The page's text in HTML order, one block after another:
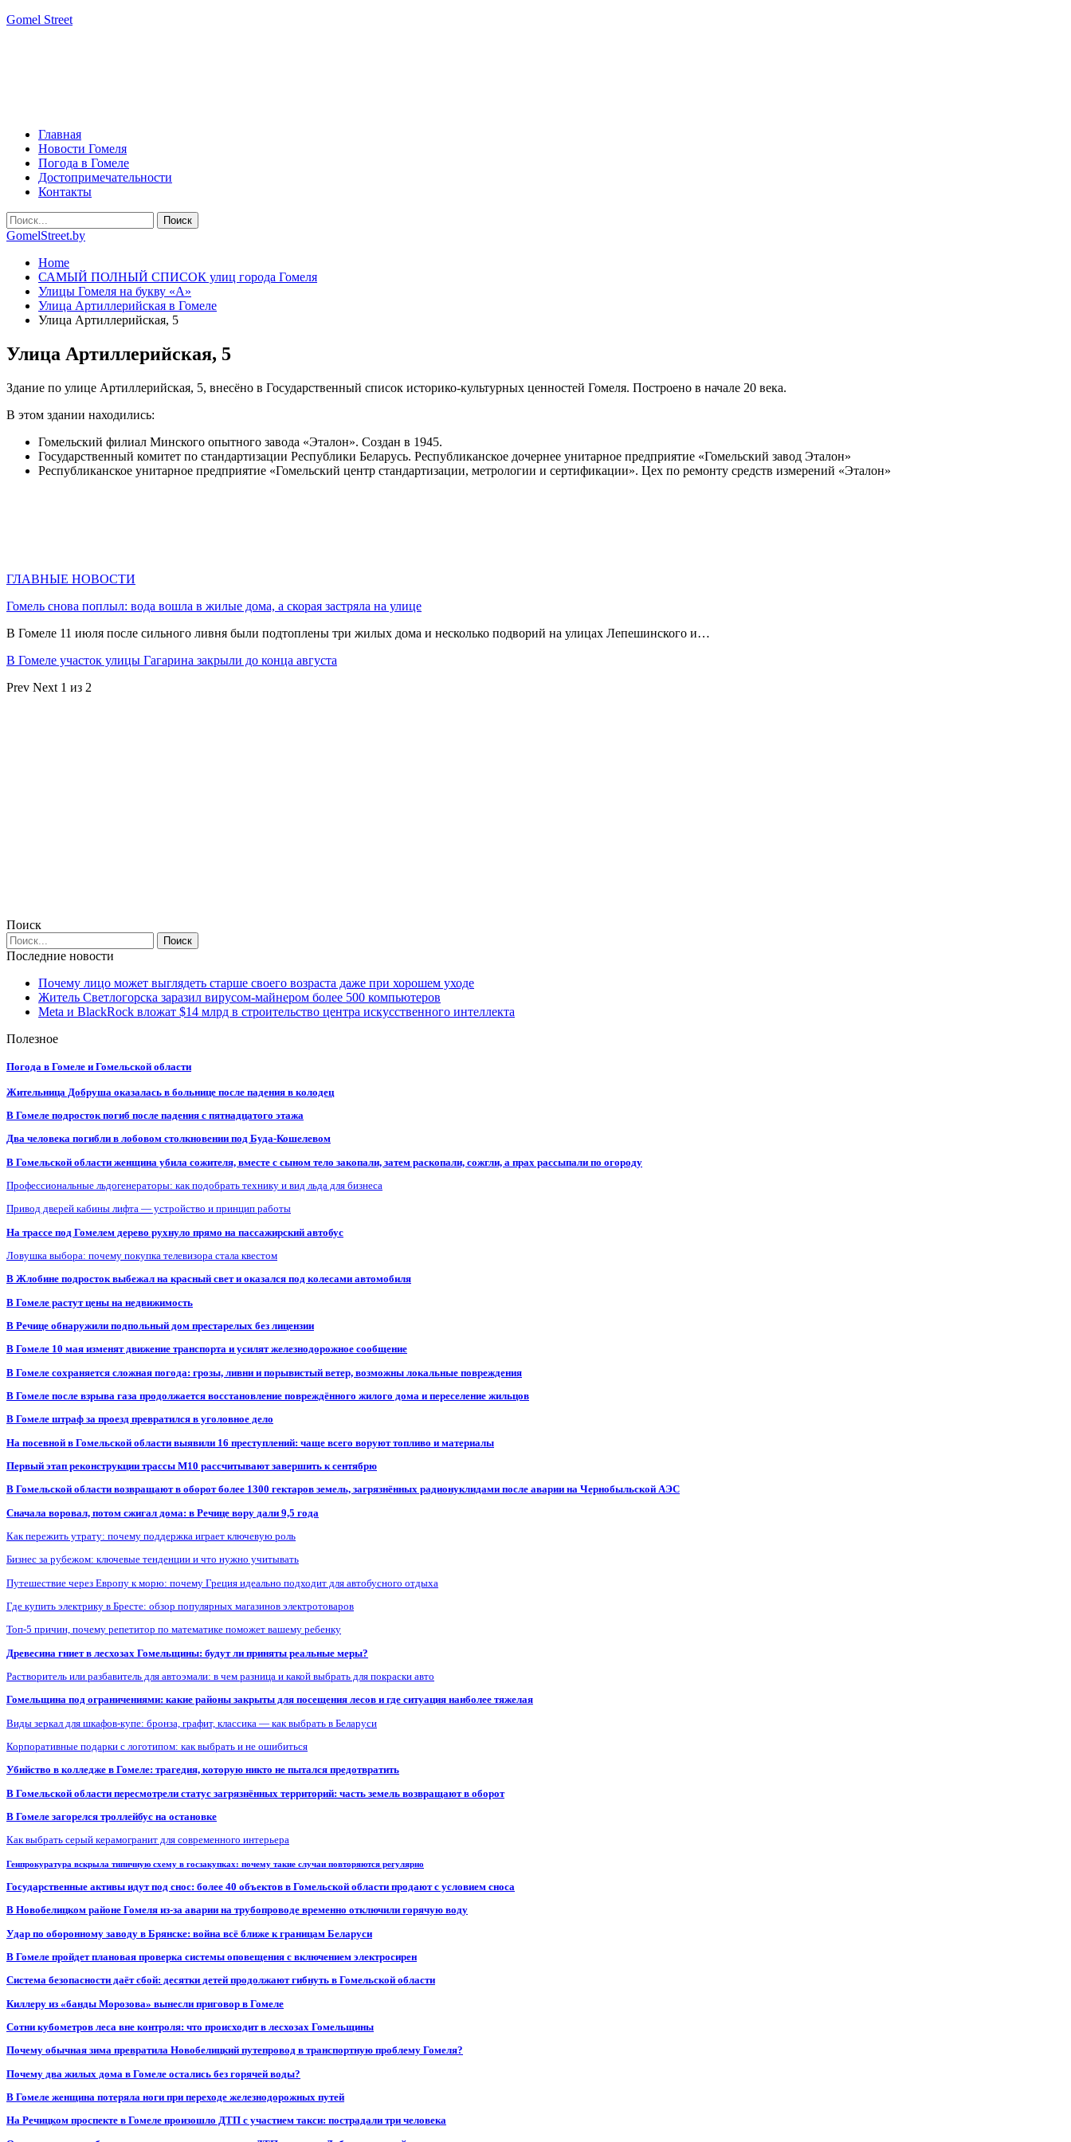
Gomel Street
Главная
Новости Гомеля
Погода в Гомеле
Достопримечательности
Контакты
GomelStreet.by
Home
САМЫЙ ПОЛНЫЙ СПИСОК улиц города Гомеля
Улицы Гомеля на букву «А»
Улица Артиллерийская в Гомеле
Улица Артиллерийская, 5
Улица Артиллерийская, 5
Здание по улице Артиллерийская, 5, внесёно в Государственный список историко-культурных ценностей Гомеля. Построено в начале 20 века.
В этом здании находились:
Гомельский филиал Минского опытного завода «Эталон». Создан в 1945.
Государственный комитет по стандартизации Республики Беларусь. Республиканское дочернее унитарное предприятие «Гомельский завод Эталон»
Республиканское унитарное предприятие «Гомельский центр стандартизации, метрологии и сертификации». Цех по ремонту средств измерений «Эталон»
ГЛАВНЫЕ НОВОСТИ
Гомель снова поплыл: вода вошла в жилые дома, а скорая застряла на улице
В Гомеле 11 июля после сильного ливня были подтоплены три жилых дома и несколько подворий на улицах Лепешинского и…
В Гомеле участок улицы Гагарина закрыли до конца августа
Prev Next 1 из 2
Поиск
Последние новости
Почему лицо может выглядеть старше своего возраста даже при хорошем уходе
Житель Светлогорска заразил вирусом-майнером более 500 компьютеров
Meta и BlackRock вложат $14 млрд в строительство центра искусственного интеллекта
Полезное
Погода в Гомеле и Гомельской области
Жительница Добруша оказалась в больнице после падения в колодец
В Гомеле подросток погиб после падения с пятнадцатого этажа
Два человека погибли в лобовом столкновении под Буда-Кошелевом
В Гомельской области женщина убила сожителя, вместе с сыном тело закопали, затем раскопали, сожгли, а прах рассыпали по огороду
Профессиональные льдогенераторы: как подобрать технику и вид льда для бизнеса
Привод дверей кабины лифта — устройство и принцип работы
На трассе под Гомелем дерево рухнуло прямо на пассажирский автобус
Ловушка выбора: почему покупка телевизора стала квестом
В Жлобине подросток выбежал на красный свет и оказался под колесами автомобиля
В Гомеле растут цены на недвижимость
В Речице обнаружили подпольный дом престарелых без лицензии
В Гомеле 10 мая изменят движение транспорта и усилят железнодорожное сообщение
В Гомеле сохраняется сложная погода: грозы, ливни и порывистый ветер, возможны локальные повреждения
В Гомеле после взрыва газа продолжается восстановление повреждённого жилого дома и переселение жильцов
В Гомеле штраф за проезд превратился в уголовное дело
На посевной в Гомельской области выявили 16 преступлений: чаще всего воруют топливо и материалы
Первый этап реконструкции трассы М10 рассчитывают завершить к сентябрю
В Гомельской области возвращают в оборот более 1300 гектаров земель, загрязнённых радионуклидами после аварии на Чернобыльской АЭС
Сначала воровал, потом сжигал дома: в Речице вору дали 9,5 года
Как пережить утрату: почему поддержка играет ключевую роль
Бизнес за рубежом: ключевые тенденции и что нужно учитывать
Путешествие через Европу к морю: почему Греция идеально подходит для автобусного отдыха
Где купить электрику в Бресте: обзор популярных магазинов электротоваров
Топ-5 причин, почему репетитор по математике поможет вашему ребенку
Древесина гниет в лесхозах Гомельщины: будут ли приняты реальные меры?
Растворитель или разбавитель для автоэмали: в чем разница и какой выбрать для покраски авто
Гомельщина под ограничениями: какие районы закрыты для посещения лесов и где ситуация наиболее тяжелая
Виды зеркал для шкафов-купе: бронза, графит, классика — как выбрать в Беларуси
Корпоративные подарки с логотипом: как выбрать и не ошибиться
Убийство в колледже в Гомеле: трагедия, которую никто не пытался предотвратить
В Гомельской области пересмотрели статус загрязнённых территорий: часть земель возвращают в оборот
В Гомеле загорелся троллейбус на остановке
Как выбрать серый керамогранит для современного интерьера
Генпрокуратура вскрыла типичную схему в госзакупках: почему такие случаи повторяются регулярно
Государственные активы идут под снос: более 40 объектов в Гомельской области продают с условием сноса
В Новобелицком районе Гомеля из-за аварии на трубопроводе временно отключили горячую воду
Удар по оборонному заводу в Брянске: война всё ближе к границам Беларуси
В Гомеле пройдет плановая проверка системы оповещения с включением электросирен
Система безопасности даёт сбой: десятки детей продолжают гибнуть в Гомельской области
Киллеру из «банды Морозова» вынесли приговор в Гомеле
Сотни кубометров леса вне контроля: что происходит в лесхозах Гомельщины
Почему обычная зима превратила Новобелицкий путепровод в транспортную проблему Гомеля?
Почему два жилых дома в Гомеле остались без горячей воды?
В Гомеле женщина потеряла ноги при переходе железнодорожных путей
На Речицком проспекте в Гомеле произошло ДТП с участием такси: пострадали три человека